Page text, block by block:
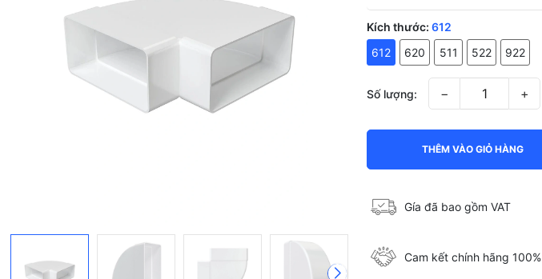
Kích thước: 612
612
620 511 522 922
Số lượng: − +
THÊM VÀO GIỎ HÀNG
Gía đã bao gồm VAT
Cam kết chính hãng 100%